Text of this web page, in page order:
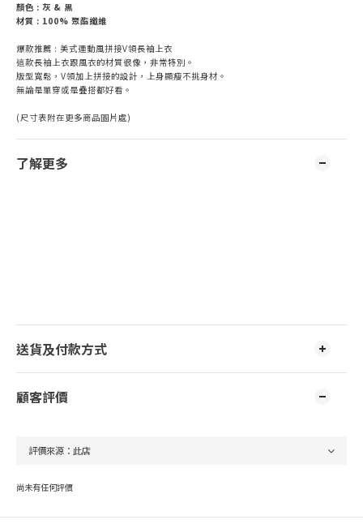
顏色 : 灰 & 黑
材質 : 100% 聚酯纖維
爆款推薦 : 美式運動風拼接V領長袖上衣
這款長袖上衣跟風衣的材質很像，非常特別。
版型寬鬆，V領加上拼接的設計，上身顯瘦不挑身材。
無論是單穿或是疊搭都好看。
(尺寸表附在更多商品圖片處)
了解更多
送貨及付款方式
顧客評價
尚未有任何評價